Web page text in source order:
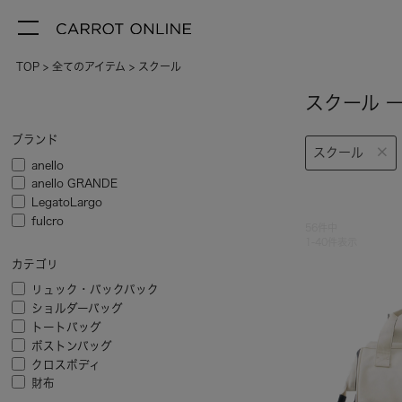
TOP 全てのアイテム スクール
ブランド
anello
anello GRANDE
LegatoLargo
fulcro
カテゴリ
リュック・バックパック
ショルダーバッグ
トートバッグ
ボストンバッグ
クロスボディ
財布
スクール
スクール